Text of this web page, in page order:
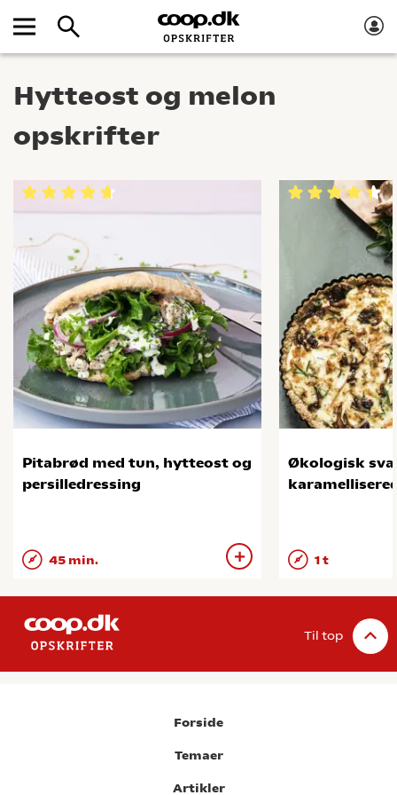
Hytteost og melon
opskrifter
Pitabrød med tun, hytteost og
persilledressing
45 min.
Økologisk
1 t
Til top
Forside
Temaer
Artikler